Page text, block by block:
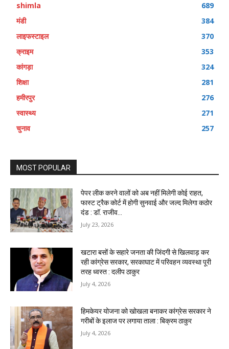
shimla
689
मंडी
384
लाइफस्टाइल
370
क्राइम
353
कांगड़ा
324
शिक्षा
281
हमीरपुर
276
स्वास्थ्य
271
चुनाव
257
MOST POPULAR
पेपर लीक करने वालों को अब नहीं मिलेगी कोई राहत,
फास्ट ट्रैक कोर्ट में होगी सुनवाई और जल्द मिलेगा कठोर
दंड : डॉ. राजीव...
July 23, 2026
खटारा बसों के सहारे जनता की जिंदगी से खिलवाड़ कर
रही कांग्रेस सरकार, सरकाघाट में परिवहन व्यवस्था पूरी
तरह ध्वस्त : दलीप ठाकुर
July 4, 2026
हिमकेयर योजना को खोखला बनाकर कांग्रेस सरकार ने
गरीबों के इलाज पर लगाया ताला : बिक्रम ठाकुर
July 4, 2026